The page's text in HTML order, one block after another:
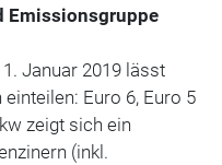
Emissionsgruppe
Januar 2019 lässt
Euro 6, Euro 5
zeigt sich ein
(inkl.